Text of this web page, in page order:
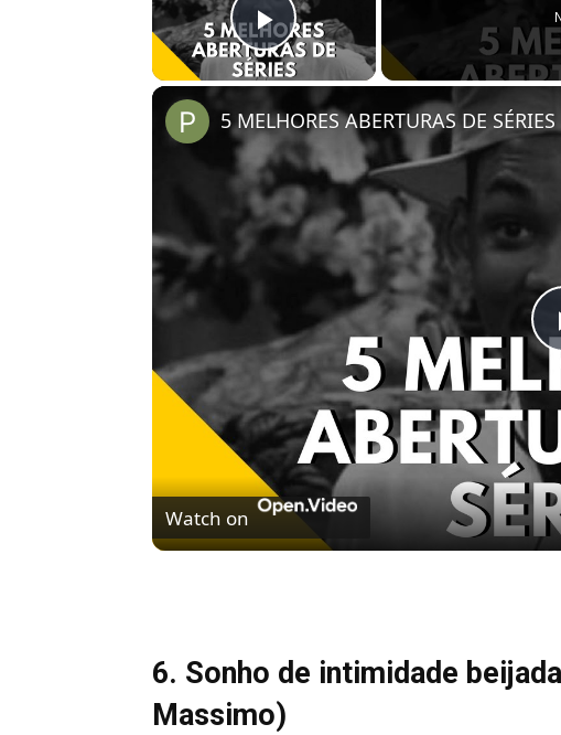
Play Video
5 MELHORES ABERTURAS DE
Watch on
6. Sonho de intimidade
Massimo)